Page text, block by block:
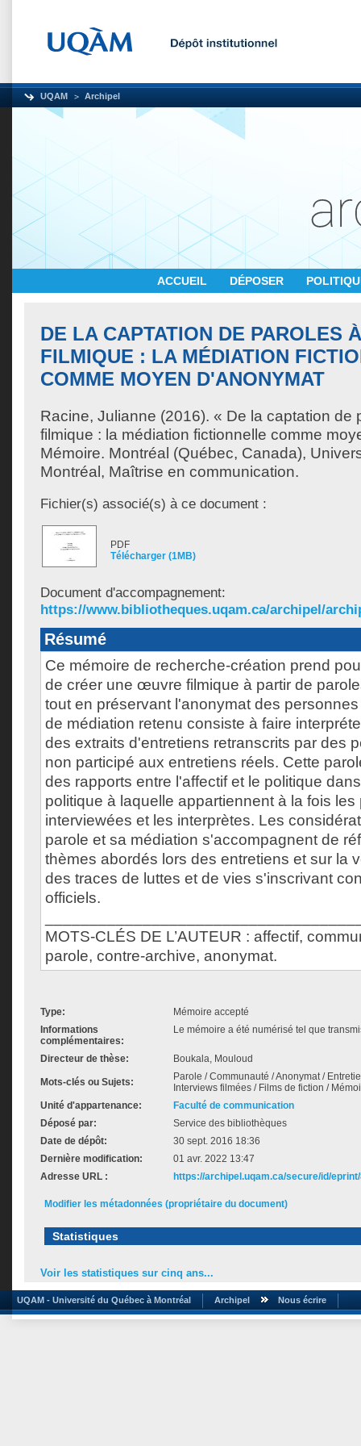
UQAM Archipel
ACCUEIL DÉPOSER
DE LA CAPTATION DE PAROLES
FILMIQUE : LA MÉDIATION
COMME MOYEN D'ANONYMAT
Racine, Julianne (2016). « De la captation de
filmique : la médiation fictionnelle comme
Mémoire. Montréal (Québec, Canada),
Montréal, Maîtrise en communication.
Fichier(s) associé(s) à ce document :
PDF
Télécharger (1MB)
Document d'accompagnement:
https://www.bibliotheques.uqam.ca/archipel/
Résumé
Ce mémoire de recherche-création prend
de créer une œuvre filmique à partir de
tout en préservant l'anonymat des
de médiation retenu consiste à faire
des extraits d'entretiens retranscrits par des
non participé aux entretiens réels. Cette
des rapports entre l'affectif et le politique
politique à laquelle appartiennent à la fois
interviewées et les interprètes. Les
parole et sa médiation s'accompagnent de
thèmes abordés lors des entretiens et sur la
des traces de luttes et de vies s'inscrivant
officiels.
MOTS-CLÉS DE L’AUTEUR : affectif,
parole, contre-archive, anonymat.
Type:
Mémoire accepté
Informations
complémentaires:
Le mémoire a été numérisé tel que
Directeur de thèse: Boukala, Mouloud
Mots-clés ou Sujets:
Parole / Communauté / Anonymat /
Interviews filmées / Films de fiction /
Unité d'appartenance:
Faculté de communication
Déposé par:
Service des bibliothèques
Date de dépôt:
30 sept. 2016 18:36
Dernière modification:
01 avr. 2022 13:47
Adresse URL :
https://archipel.uqam.ca/secure/id/
Modifier les métadonnées (propriétaire du document)
Statistiques
Voir les statistiques sur cinq ans...
UQAM - Université du Québec à Montréal Archipel Nous écrire